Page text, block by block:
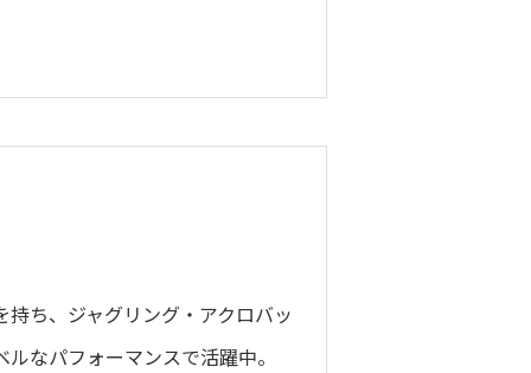
ち、ジャグリング・アクロバッ
なパフォーマンスで活躍中。